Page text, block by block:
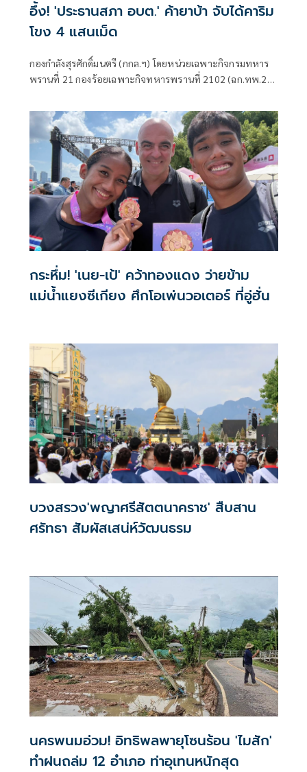
อึ้ง! 'ประธานสภา อบต.' ค้ายาบ้า จับได้คาริม
โขง 4 แสนเม็ด
กองกำลังสุรศักดิ์มนตรี (กกล.ฯ) โดยหน่วยเฉพาะกิจกรมทหาร
พรานที่ 21 กองร้อยเฉพาะกิจทหารพรานที่ 2102 (ฉก.ทพ.21
กระหึ่ม! 'เนย-เป้' คว้าทองแดง ว่ายข้าม
แม่น้ำแยงซีเกียง ศึกโอเพ่นวอเตอร์ ที่อู่ฮั่น
บวงสรวง'พญาศรีสัตตนาคราช' สืบสาน
ศรัทธา สัมผัสเสน่ห์วัฒนธรม
นครพนมอ่วม! อิทธิพลพายุโซนร้อน 'ไมสัก'
ทำฝนถล่ม 12 อำเภอ ท่าอุเทนหนักสุด